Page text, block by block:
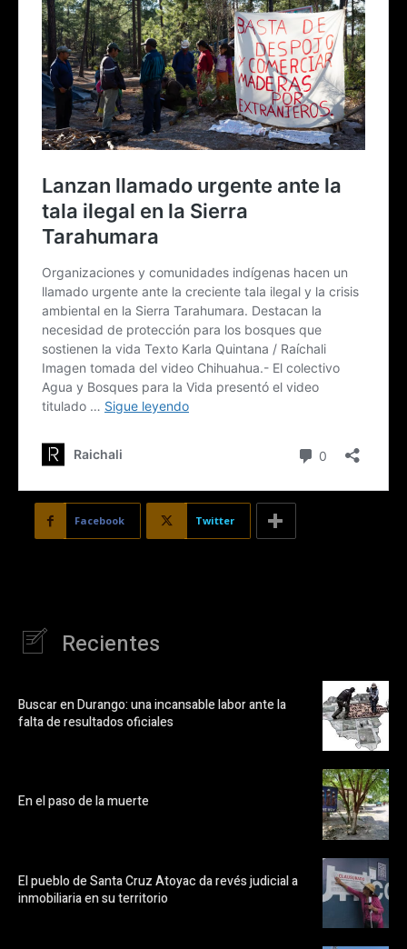
Facebook Twitter
Recientes
Buscar en Durango: una incansable labor ante la
falta de resultados oficiales
En el paso de la muerte
El pueblo de Santa Cruz Atoyac da revés judicial a
inmobiliaria en su territorio